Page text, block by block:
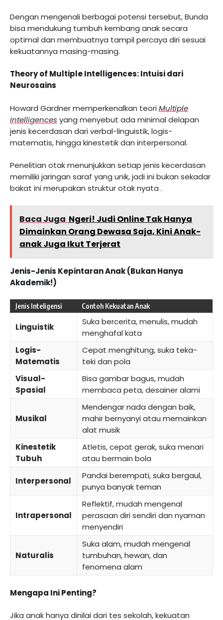
Dengan mengenali berbagai potensi tersebut, Bunda
bisa mendukung tumbuh kembang anak secara
optimal dan membuatnya tampil percaya diri sesuai
kekuatannya masing-masing.
Theory of Multiple Intelligences: Intuisi dari
Neurosains
Howard Gardner memperkenalkan teoriMultiple
Intelligences yang menyebut ada minimal delapan
jenis kecerdasan dari verbal-linguistik, logis-
matematis, hingga kinestetik dan interpersonal.
Penelitian otak menunjukkan setiap jenis kecerdasan
memiliki jaringan saraf yang unik, jadi ini bukan sekadar
bakat ini merupakan struktur otak nyata .
Baca Juga Ngeri! Judi Online Tak Hanya
Dimainkan Orang Dewasa Saja, Kini Anak-
anak Juga Ikut Terjerat
Jenis-Jenis Kepintaran Anak (Bukan Hanya
Akademik!)
Jenis Inteligensi Contoh Kekuatan Anak
Linguistik
Suka bercerita, menulis, mudah
menghafal kata
Logis-
Matematis
Cepat menghitung, suka teka-
teki dan pola
Visual-
Spasial
Bisa gambar bagus, mudah
membaca peta, desainer alami
Musikal
Mendengar nada dengan baik,
mahir bernyanyi atau memainkan
alat musik
Kinestetik
Tubuh
Atletis, cepat gerak, suka menari
atau bermain bola
Interpersonal
Pandai berempati, suka bergaul,
punya banyak teman
Intrapersonal
Reflektif, mudah mengenal
perasaan diri sendiri dan nyaman
menyendiri
Naturalis
Suka alam, mudah mengenal
tumbuhan, hewan, dan
fenomena alam
Mengapa Ini Penting?
Jika anak hanya dinilai dari tes sekolah, kekuatan